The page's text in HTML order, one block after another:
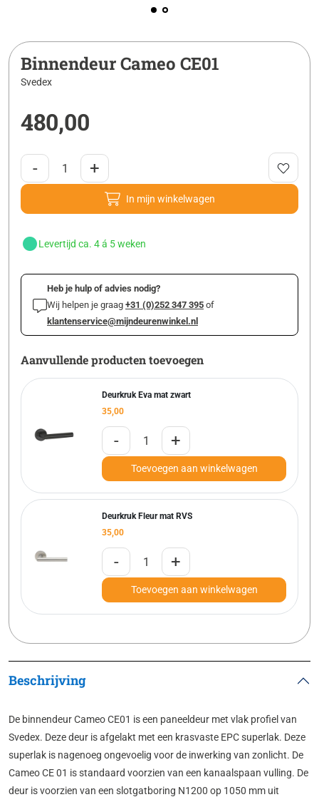
Binnendeur Cameo CE01
Svedex
480,00
- +
In mijn winkelwagen
Levertijd ca. 4 á 5 weken
Heb je hulp of advies nodig?
Wij helpen je graag +31 (0)252 347 395 of
klantenservice@mijndeurenwinkel.nl
Aanvullende producten toevoegen
Deurkruk Eva mat zwart
35,00
- +
Toevoegen aan winkelwagen
Deurkruk Fleur mat RVS
35,00
- +
Toevoegen aan winkelwagen
Beschrijving
De binnendeur Cameo CE01 is een paneeldeur met vlak profiel van
Svedex. Deze deur is afgelakt met een krasvaste EPC superlak. Deze
superlak is nagenoeg ongevoelig voor de inwerking van zonlicht. De
Cameo CE 01 is standaard voorzien van een kanaalspaan vulling. De
deur is voorzien van een slotgatboring N1200 op 1050 mm uit